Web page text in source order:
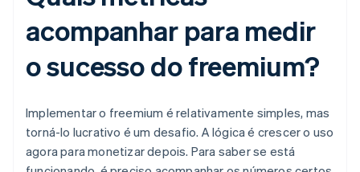
acompanhar para medir
o sucesso do freemium?
Implementar o freemium é relativamente simples, mas
torná-lo lucrativo é um desafio. A lógica é crescer o uso
agora para monetizar depois. Para saber se está